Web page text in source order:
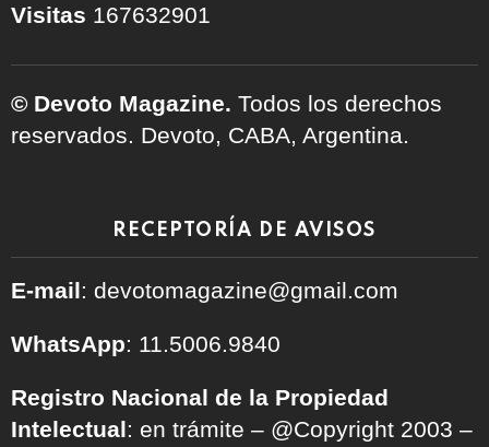
Visitas 167632901
© Devoto Magazine. Todos los derechos
reservados. Devoto, CABA, Argentina.
RECEPTORÍA DE AVISOS
E-mail: devotomagazine@gmail.com
WhatsApp: 11.5006.9840
Registro Nacional de la Propiedad
Intelectual: en trámite – @Copyright 2003 –